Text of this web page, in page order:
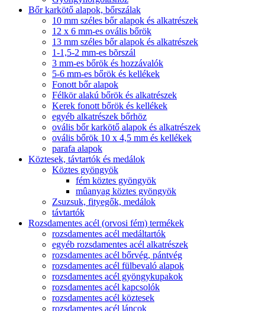
Bőr karkötő alapok, bőrszálak
10 mm széles bőr alapok és alkatrészek
12 x 6 mm-es ovális bőrök
13 mm széles bőr alapok és alkatrészek
1-1,5-2 mm-es bõrszál
3 mm-es bőrök és hozzávalók
5-6 mm-es bőrök és kellékek
Fonott bőr alapok
Félkör alakú bőrök és alkatrészek
Kerek fonott bőrök és kellékek
egyéb alkatrészek bőrhöz
ovális bőr karkötő alapok és alkatrészek
ovális bőrök 10 x 4,5 mm és kellékek
parafa alapok
Köztesek, távtartók és medálok
Köztes gyöngyök
fém köztes gyöngyök
mûanyag köztes gyöngyök
Zsuzsuk, fityegők, medálok
távtartók
Rozsdamentes acél (orvosi fém) termékek
rozsdamentes acél medáltartók
egyéb rozsdamentes acél alkatrészek
rozsdamentes acél bőrvég, pántvég
rozsdamentes acél fülbevaló alapok
rozsdamentes acél gyöngykupakok
rozsdamentes acél kapcsolók
rozsdamentes acél köztesek
rozsdamentes acél láncok